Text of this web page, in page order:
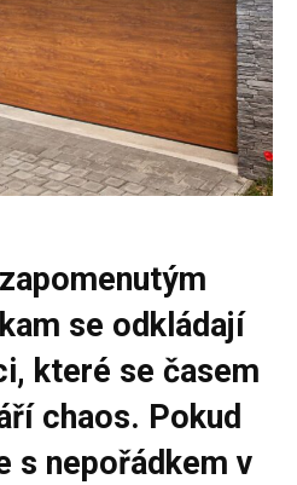
se odkládají
které se časem
chaos. Pokud
s nepořádkem v